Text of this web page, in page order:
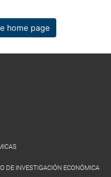
home page
DE INVESTIGACIÓN ECONÓMICA